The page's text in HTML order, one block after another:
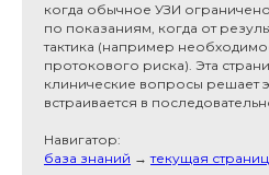
когда обычное УЗИ
по показаниям, когда от
тактика (например
протокового риска). Эта
клинические вопросы решает
встраивается в
Навигатор:
база знаний →текущая